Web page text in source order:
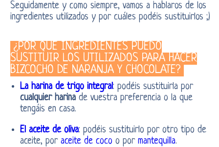
Seguidamente y como siempre, vamos a hablaros de los
ingredientes utilizados y por cuáles podéis sustituirlos ;)
¿POR QUÉ INGREDIENTES PUEDO
SUSTITUIR LOS UTILIZADOS PARA HACER
BIZCOCHO DE NARANJA Y CHOCOLATE?
La harina de trigo integral: podéis sustituirla por
cualquier harinade vuestra preferencia o la que
tengáis en casa.
El aceite de oliva: podéis sustituirlo por otro tipo de
aceite, por aceite de coco o por mantequilla.